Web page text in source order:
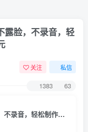
露脸，不录音，轻
关注 私信
1383 63
同时运作多个Youtube频道，不露脸，不录音，轻松制作热门节目，月入过万美元